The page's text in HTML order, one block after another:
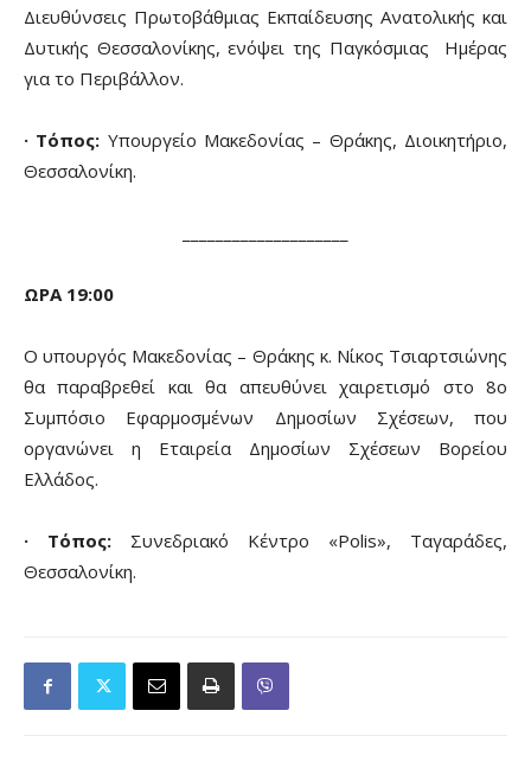
Διευθύνσεις Πρωτοβάθμιας Εκπαίδευσης Ανατολικής και
Δυτικής Θεσσαλονίκης, ενόψει της Παγκόσμιας Ημέρας
για το Περιβάλλον.
· Τόπος: Υπουργείο Μακεδονίας – Θράκης, Διοικητήριο,
Θεσσαλονίκη.
ΩΡΑ 19:00
Ο υπουργός Μακεδονίας – Θράκης κ. Νίκος Τσιαρτσιώνης
θα παραβρεθεί και θα απευθύνει χαιρετισμό στο 8ο
Συμπόσιο Εφαρμοσμένων Δημοσίων Σχέσεων, που
οργανώνει η Εταιρεία Δημοσίων Σχέσεων Βορείου
Ελλάδος.
· Τόπος: Συνεδριακό Κέντρο «Polis», Ταγαράδες,
Θεσσαλονίκη.